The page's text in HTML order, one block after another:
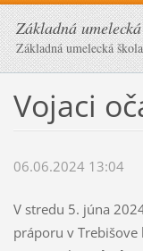
Základná
Základná umelecká
Vojaci
06.06.2024 13:04
V stredu 5. júna
práporu v Trebišove